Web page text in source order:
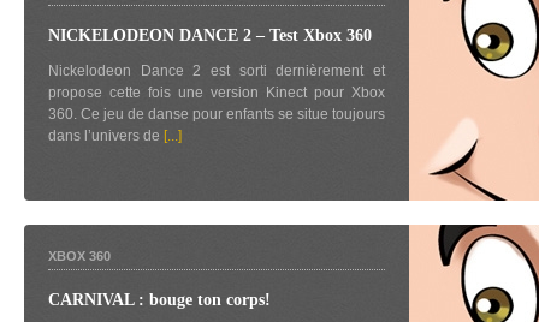
NICKELODEON DANCE 2 – Test Xbox 360
Nickelodeon Dance 2 est sorti dernièrement et
propose cette fois une version Kinect pour Xbox
360. Ce jeu de danse pour enfants se situe toujours
dans l’univers de [...]
XBOX 360
CARNIVAL : bouge ton corps!